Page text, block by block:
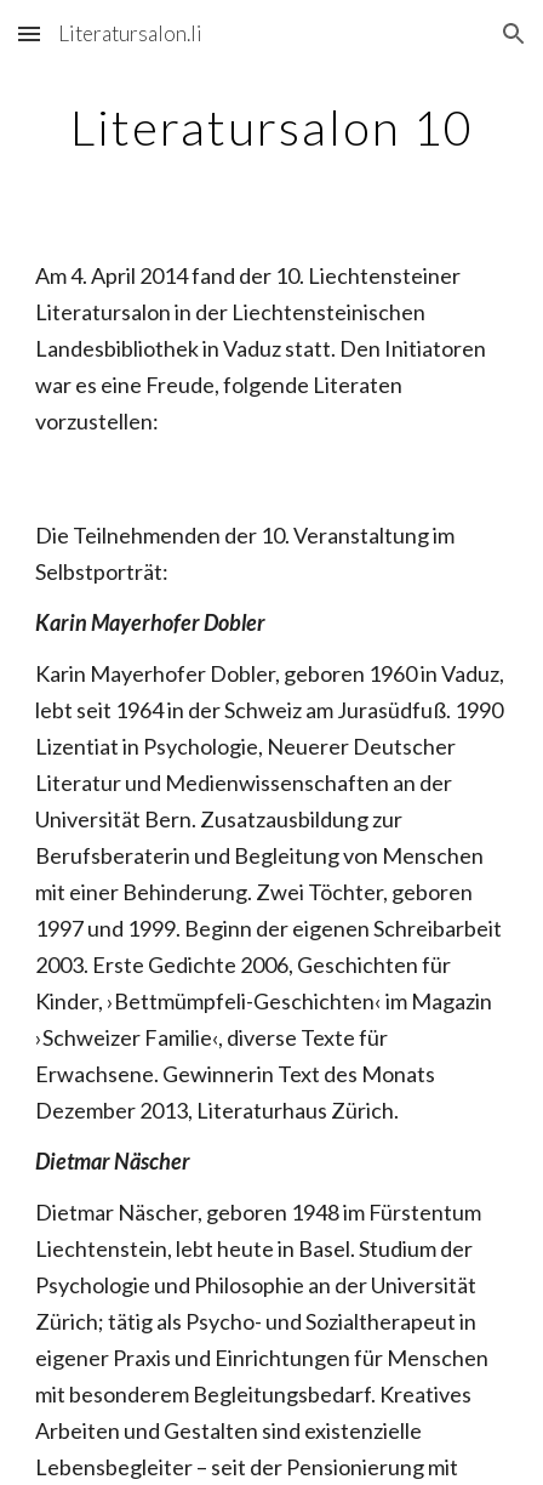
Skip to main content Skip to navigation
Literatursalon.li
Literatursalon 10
Am 4. April 2014 fand der 10. Liechtensteiner
Literatursalon in der Liechtensteinischen
Landesbibliothek in Vaduz statt. Den Initiatoren
war es eine Freude, folgende Literaten
vorzustellen:
Die Teilnehmenden der 10. Veranstaltung im
Selbstporträt:
Karin Mayerhofer Dobler
Karin Mayerhofer Dobler, geboren 1960 in Vaduz,
lebt seit 1964 in der Schweiz am Jurasüdfuß. 1990
Lizentiat in Psychologie, Neuerer Deutscher
Literatur und Medienwissenschaften an der
Universität Bern. Zusatzausbildung zur
Berufsberaterin und Begleitung von Menschen
mit einer Behinderung. Zwei Töchter, geboren
1997 und 1999. Beginn der eigenen Schreibarbeit
2003. Erste Gedichte 2006, Geschichten für
Kinder, ›Bettmümpfeli-Geschichten‹ im Magazin
›Schweizer Familie‹, diverse Texte für
Erwachsene. Gewinnerin Text des Monats
Dezember 2013, Literaturhaus Zürich.
Dietmar Näscher
Dietmar Näscher, geboren 1948 im Fürstentum
Liechtenstein, lebt heute in Basel. Studium der
Psychologie und Philosophie an der Universität
Zürich; tätig als Psycho- und Sozialtherapeut in
eigener Praxis und Einrichtungen für Menschen
mit besonderem Begleitungsbedarf. Kreatives
Arbeiten und Gestalten sind existenzielle
Lebensbegleiter – seit der Pensionierung mit